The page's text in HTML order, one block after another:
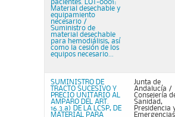
pacientes. LOT-0001:
Material desechable y
equipamiento
necesario /
Suministro de
material desechable
para hemodiálisis, así
como la cesión de los
equipos necesario...
SUMINISTRO DE
TRACTO SUCESIVO Y
PRECIO UNITARIO AL
AMPARO DEL ART.
16.3.a) DE LA LCSP, DE
MATERIAL PARA
Junta de
Andalucía /
Consejería
Sanidad,
Presidencia